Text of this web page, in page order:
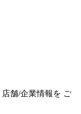
店舗/企業情報を ご